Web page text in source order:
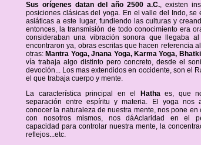
Sus orígenes datan del año 2500 a.C., existen
posiciones clásicas del yoga. En el valle del Indo,
asiáticas a este lugar, fundiendo las culturas y
entonces, la transmisión de todo conocimiento era
consideraban una vibración sonora que llegaba
encontraron ya, obras escritas que hacen referencia
otras: Mantra Yoga, Jnana Yoga, Karma Yoga,
vía trabaja algo distinto pero concreto, desde el
devoción... Los mas extendidos en occidente, son el
el que trabaja cuerpo y mente.
La característica principal en el
Hathaes, que
separación entre espíritu y materia. El yoga nos
conocer la naturaleza de nuestra mente, nos pone en
con nosotros mismos, nos dáAclaridad en el
capacidad para controlar nuestra mente, la
reflejos...etc.